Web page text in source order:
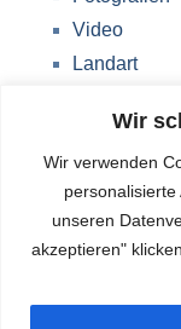
Wir
Wir verwenden
unseren
akzeptieren"
Video
Landart
Über mich
Impressum
Blog
Deutsch